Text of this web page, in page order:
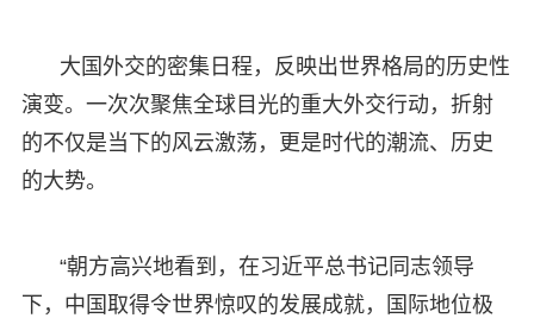
大国外交的密集日程，反映出世界格局的历史性
演变。一次次聚焦全球目光的重大外交行动，折射
的不仅是当下的风云激荡，更是时代的潮流、历史
的大势。
“朝方高兴地看到，在习近平总书记同志领导
下，中国取得令世界惊叹的发展成就，国际地位极